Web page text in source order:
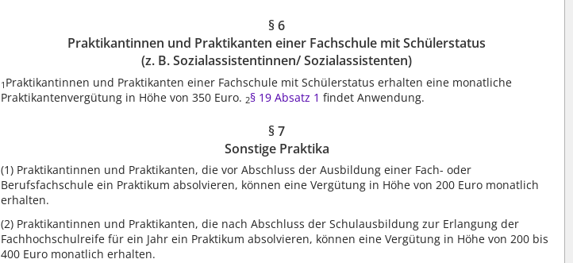
§ 6
Praktikantinnen und Praktikanten einer Fachschule mit Schülerstatus
(z. B. Sozialassistentinnen/ Sozialassistenten)
1 Praktikantinnen und Praktikanten einer Fachschule mit Schülerstatus erhalten eine monatliche
Praktikantenvergütung in Höhe von 350 Euro. 2§ 19 Absatz 1 findet Anwendung.
§ 7
Sonstige Praktika
(1) Praktikantinnen und Praktikanten, die vor Abschluss der Ausbildung einer Fach- oder
Berufsfachschule ein Praktikum absolvieren, können eine Vergütung in Höhe von 200 Euro monatlich
erhalten.
(2) Praktikantinnen und Praktikanten, die nach Abschluss der Schulausbildung zur Erlangung der
Fachhochschulreife für ein Jahr ein Praktikum absolvieren, können eine Vergütung in Höhe von 200 bis
400 Euro monatlich erhalten.